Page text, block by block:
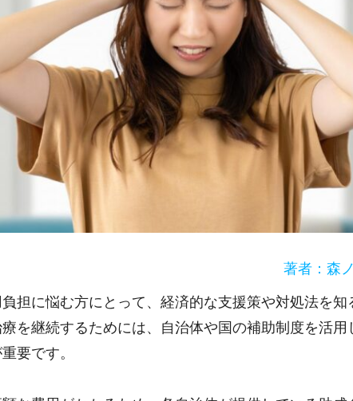
著者：森
担に悩む方にとって、経済的な支援策や対処法を知
を継続するためには、自治体や国の補助制度を活用
要です。